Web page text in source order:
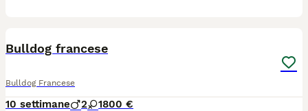
Bulldog francese
Bulldog Francese
10 settimane 2 1800 €